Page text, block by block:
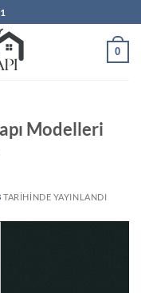
0
Modelleri
TARIHINDE YAYINLANDI